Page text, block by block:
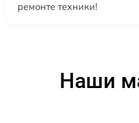
ремонте техники!
Наши